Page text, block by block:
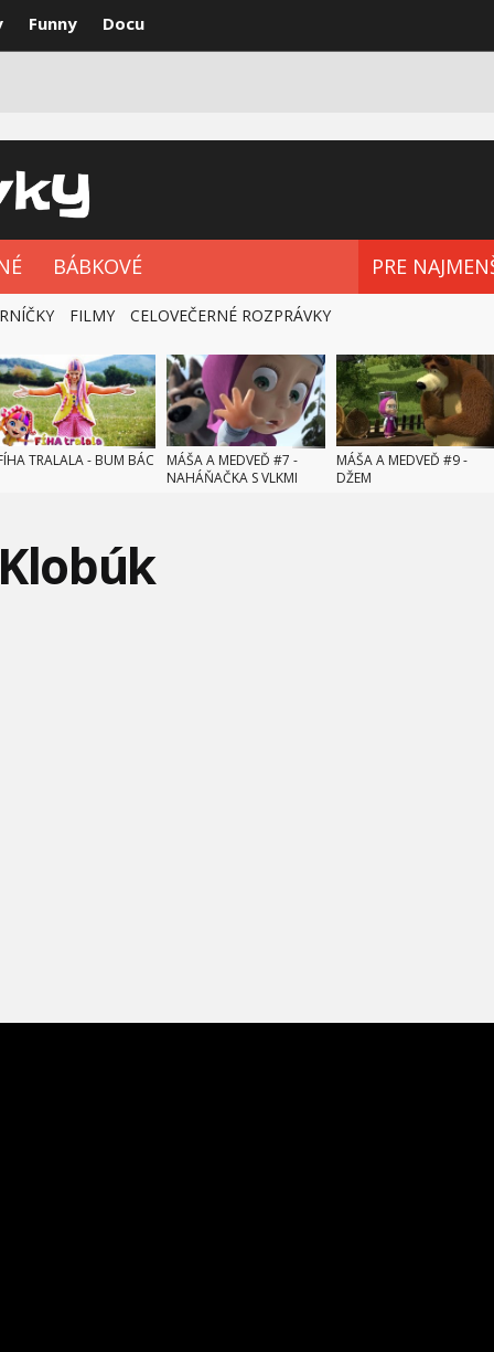
Funny Docu
BÁBKOVÉ PRE
FILMY CELOVEČERNÉ ROZPRÁVKY
TRALALA - BUM BÁC
MÁŠA A MEDVEĎ #7 -
NAHÁŇAČKA S VLKMI
MÁŠA A MEDVEĎ #9 -
DŽEM